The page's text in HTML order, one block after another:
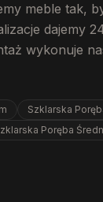
meble tak,
dajemy
wykonuje
Szklarska
Poręba